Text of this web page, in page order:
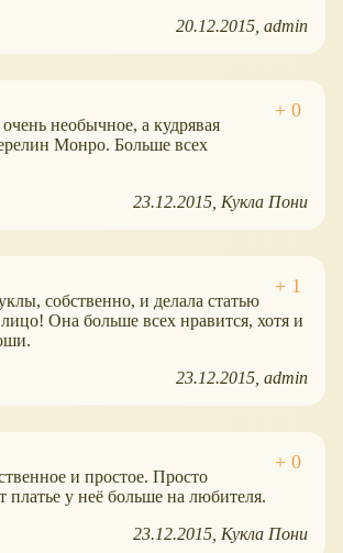
20.12.2015 admin
необычное, а кудрявая
Монро. Больше всех
23.12.2015 Кукла Пони
собственно, и делала статью
Она больше всех нравится, хотя и
23.12.2015 admin
и простое. Просто
у неё больше на любителя.
23.12.2015 Кукла Пони